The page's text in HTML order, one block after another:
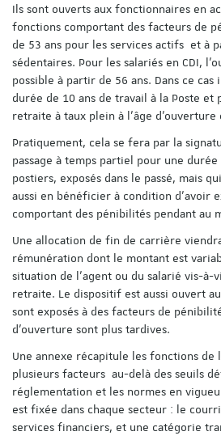
Ils sont ouverts aux fonctionnaires en
fonctions comportant des facteurs de
de 53 ans pour les services actifs et à
sédentaires. Pour les salariés en CDI,
possible à partir de 56 ans. Dans ce
durée de 10 ans de travail à la Poste et
retraite à taux plein à l’âge
Pratiquement, cela se fera par la
passage à temps partiel pour une
postiers, exposés dans le passé, mais
aussi en bénéficier à condition d’avoir
comportant des pénibilités pendant au
Une allocation de fin de carrière
rémunération dont le montant est
situation de l’agent ou du salarié vis-à-
retraite. Le dispositif est aussi ouvert
sont exposés à des facteurs de
d’ouverture sont plus tardives.
Une annexe récapitule les fonctions de
plusieurs facteurs au-delà des seuils
réglementation et les normes en
est fixée dans chaque secteur : le
services financiers, et une catégorie